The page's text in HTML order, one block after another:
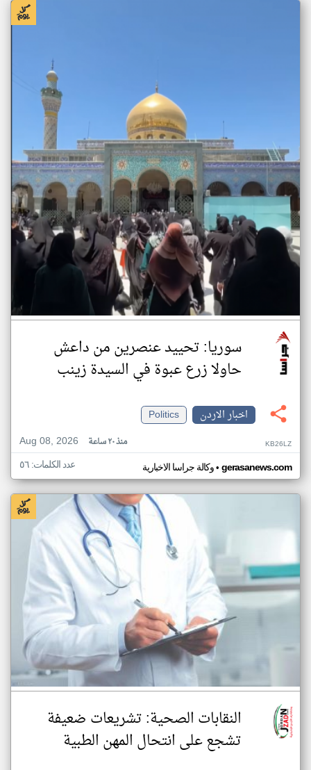
سوريا: تحييد عنصرين من داعش
حاولا زرع عبوة في السيدة زينب
اخبار الاردن
Politics
Aug 08, 2026
منذ ٢٠ ساعة KB26LZ
وكالة جراسا الاخبارية• gerasanews.com عدد الكلمات: ٥٦
النقابات الصحية: تشريعات ضعيفة
تشجع على انتحال المهن الطبية